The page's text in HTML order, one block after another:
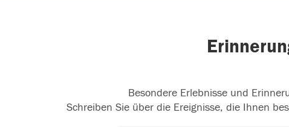
Besondere Erlebnisse und
Schreiben Sie über die Ereignisse, die Ihnen